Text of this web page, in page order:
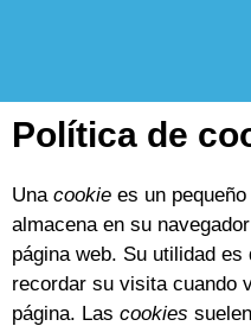
Política de
Una cookie es un
almacena en su
página web. Su utilidad
recordar su visita cuando
página. Las cookies